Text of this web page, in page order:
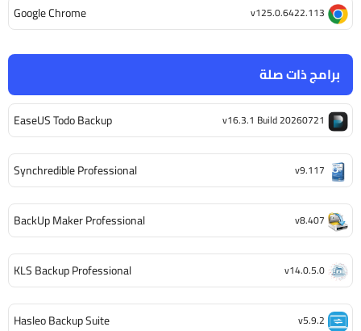
برامج ذات صلة
EaseUS Todo Backup v16.3.1 Build 20260721
Synchredible Professional v9.117
BackUp Maker Professional v8.407
KLS Backup Professional v14.0.5.0
Hasleo Backup Suite v5.9.2
Google Chrome v125.0.6422.113